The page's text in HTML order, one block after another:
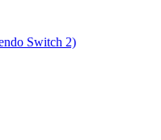
Switch 2)